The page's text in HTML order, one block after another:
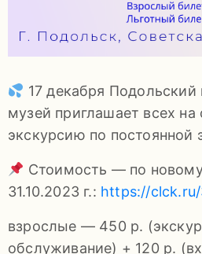
(4967)
92-
34
pdls_mukpmuzey@mosreg.ru
Заявление
17 декабря Подольский
музей приглашает всех
экскурсию по постоянной
Стоимость — по новому
31.10.2023 г.: https://
взрослые — 450 р.
обслуживание) + 120 р.